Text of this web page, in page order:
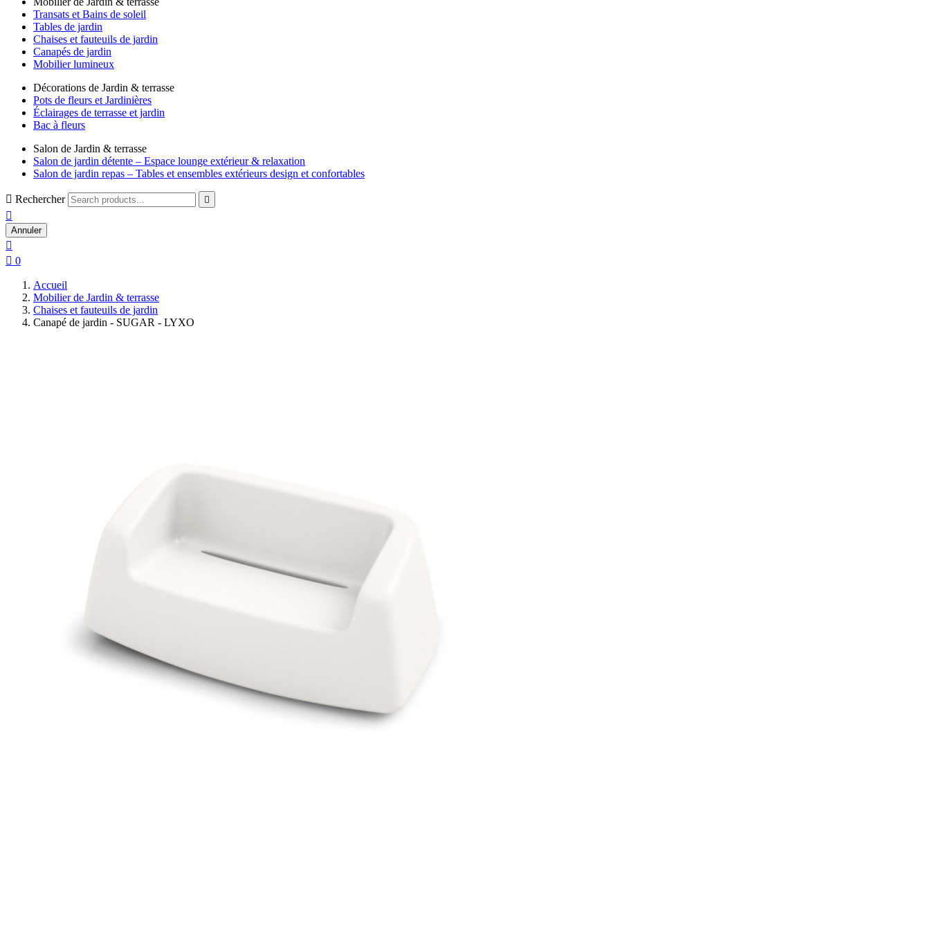
Transats et Bains de soleil
Tables de jardin
Chaises et fauteuils de jardin
Canapés de jardin
Mobilier lumineux
Décorations de Jardin & terrasse
Pots de fleurs et Jardinières
Éclairages de terrasse et jardin
Bac à fleurs
Salon de Jardin & terrasse
Salon de jardin détente – Espace lounge extérieur & relaxation
Salon de jardin repas – Tables et ensembles extérieurs design et confortables
 Rechercher 

Annuler

 0
Accueil
Mobilier de Jardin & terrasse
Chaises et fauteuils de jardin
Canapé de jardin - SUGAR - LYXO